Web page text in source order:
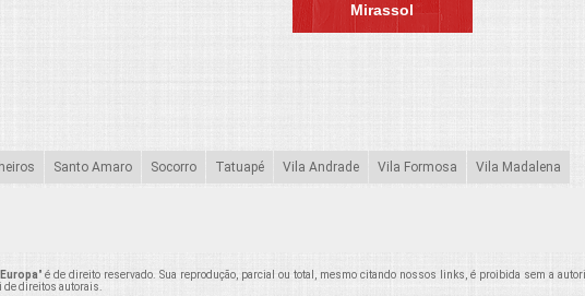
Mirassol
Santo Amaro Socorro Tatuapé Vila Andrade Vila Formosa Vila Madalena
" é de direito reservado. Sua reprodução, parcial ou total, mesmo citando nossos links, é proibida sem a
de direitos autorais